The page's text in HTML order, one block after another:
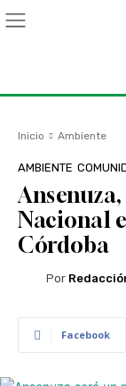
Inicio Ambiente
AMBIENTE
Nacional
Córdoba
Por
Facebook